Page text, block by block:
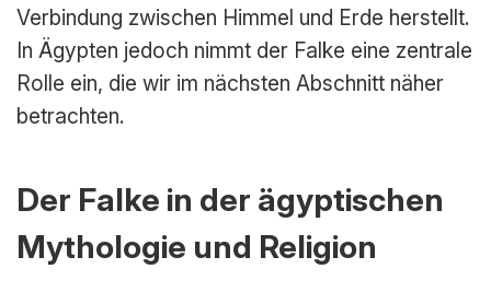
Verbindung zwischen Himmel und Erde herstellt.
In Ägypten jedoch nimmt der Falke eine zentrale
Rolle ein, die wir im nächsten Abschnitt näher
betrachten.
Der Falke in der ägyptischen
Mythologie und Religion